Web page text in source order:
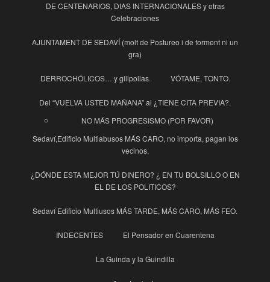
DE CENTENARIOS, DIAS INTERNACIONALES y otras
Celebraciones
AJUNTAMENT DE SEDAVÍ (molt de Postureo i de forment ni un
gra)
DERROCHÓLICOS… y gilipollas. VÓTAME, TONTO.
Del “VUELVA USTED MAÑANA” al ¿TIENE CITA PREVIA?.
NO MÁS PROGRESISMO (POR FAVOR)
Sedaví,Edificio Multiabusos MÁS CARO, no importa, pagan los
vecinos.
¿DÓNDE ESTA MEJOR TÚ DINERO? ¿ EN TU BOLSILLO O EN
EL DE LOS POLITICOS?
Sedaví Edificio Multiusos MÁS TARDE, MÁS CARO, MÁS FEO.
INDECENTES El Pensador en Cuarentena
La Guinda y la Guindilla